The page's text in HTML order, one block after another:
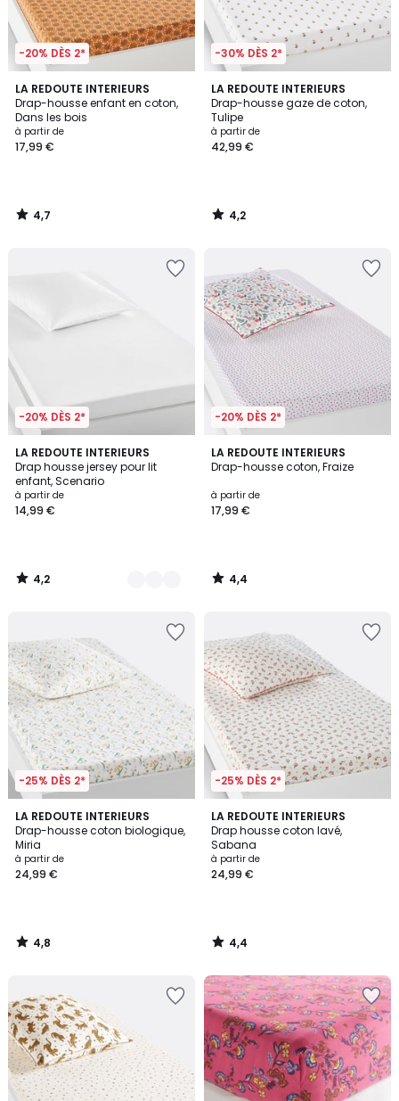
-20% DÈS 2*
LA REDOUTE INTERIEURS
Drap-housse enfant en coton,
Dans les bois
à partir de
17,99 €
4,7
/ 5
4,7
/
-30% DÈS 2*
LA REDOUTE INTERIEURS
Drap-housse gaze de coton,
Tulipe
à partir de
42,99 €
4,2
/ 5
4,2
/
-20% DÈS 2*
LA REDOUTE INTERIEURS
Drap housse jersey pour lit
enfant, Scenario
à partir de
14,99 €
4,2
/ 5
8
Couleurs
4,2
/
-20% DÈS 2*
LA REDOUTE INTERIEURS
Drap-housse coton, Fraize
à partir de
17,99 €
4,4
/ 5
4,4
/
-25% DÈS 2*
LA REDOUTE INTERIEURS
Drap-housse coton biologique,
Miria
à partir de
24,99 €
4,8
/ 5
4,8
/
-25% DÈS 2*
LA REDOUTE INTERIEURS
Drap housse coton lavé,
Sabana
à partir de
24,99 €
4,4
/ 5
4,4
/